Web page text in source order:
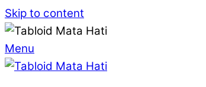
Skip to content
Menu